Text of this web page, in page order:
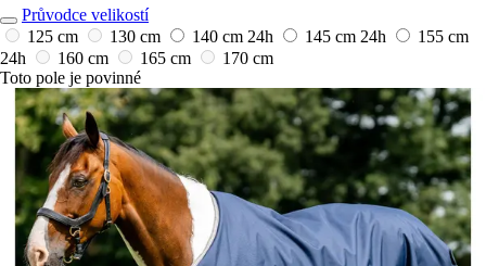
Průvodce velikostí
125 cm
130 cm 140 cm 24h 145 cm 24h
155 cm
24h
160 cm 165 cm
170 cm
Toto pole je povinné